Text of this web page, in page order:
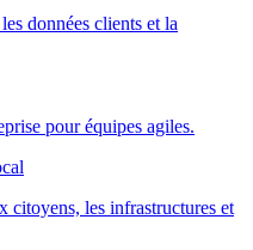
données clients et la
pour équipes agiles.
citoyens, les infrastructures et